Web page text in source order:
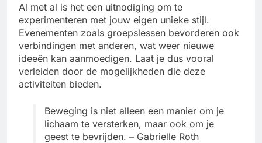
Al met al is het een uitnodiging om te
experimenteren met jouw eigen unieke stijl.
Evenementen zoals groepslessen bevorderen ook
verbindingen met anderen, wat weer nieuwe
ideeën kan aanmoedigen. Laat je dus vooral
verleiden door de mogelijkheden die deze
activiteiten bieden.
Beweging is niet alleen een manier om je
lichaam te versterken, maar ook om je
geest te bevrijden. – Gabrielle Roth